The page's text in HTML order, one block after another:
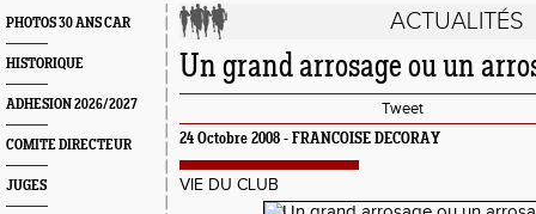
PHOTOS 30 ANS CAR
HISTORIQUE
ADHESION 2026/2027
COMITE DIRECTEUR
JUGES
ACTUALITÉS
Un grand arrosage ou un
Tweet
24 Octobre 2008 - FRANCOISE DECORAY
VIE DU CLUB